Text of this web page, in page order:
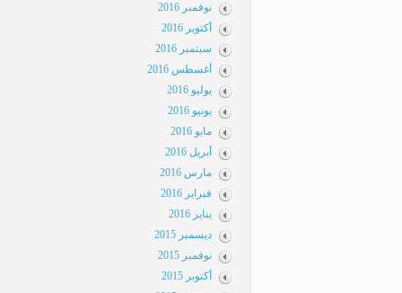
نوفمبر 2016
أكتوبر 2016
سبتمبر 2016
أغسطس 2016
يوليو 2016
يونيو 2016
مايو 2016
أبريل 2016
مارس 2016
فبراير 2016
يناير 2016
ديسمبر 2015
نوفمبر 2015
أكتوبر 2015